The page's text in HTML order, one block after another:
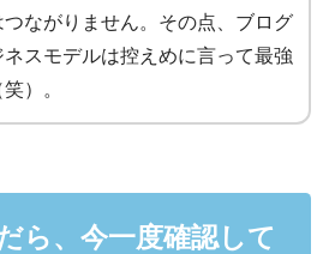
つながりません。その点、ブログ
ネスモデルは控えめに言って最強
）。
ら、今一度確認して